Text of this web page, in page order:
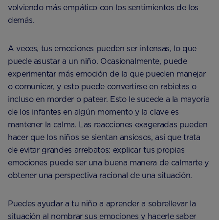
volviendo más empático con los sentimientos de los
demás.
A veces, tus emociones pueden ser intensas, lo que
puede asustar a un niño. Ocasionalmente, puede
experimentar más emoción de la que pueden manejar
o comunicar, y esto puede convertirse en rabietas o
incluso en morder o patear. Esto le sucede a la mayoría
de los infantes en algún momento y la clave es
mantener la calma. Las reacciones exageradas pueden
hacer que los niños se sientan ansiosos, así que trata
de evitar grandes arrebatos: explicar tus propias
emociones puede ser una buena manera de calmarte y
obtener una perspectiva racional de una situación.
Puedes ayudar a tu niño a aprender a sobrellevar la
situación al nombrar sus emociones y hacerle saber